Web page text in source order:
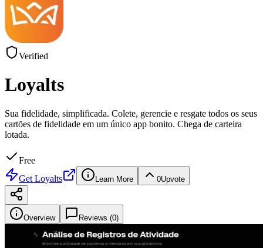
Verified
Loyalts
Sua fidelidade, simplificada. Colete, gerencie e resgate todos os seus
cartões de fidelidade em um único app bonito. Chega de carteira
lotada.
Free
Get Loyalts Learn More 0Upvote
Overview Reviews (0)